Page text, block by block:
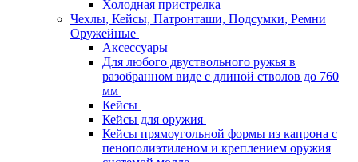
Холодная пристрелка
Чехлы, Кейсы, Патронташи, Подсумки, Ремни
Оружейные
Аксессуары
Для любого двуствольного ружья в
разобранном виде с длиной стволов до 760
мм
Кейсы
Кейсы для оружия
Кейсы прямоугольной формы из капрона с
пенополиэтиленом и креплением оружия